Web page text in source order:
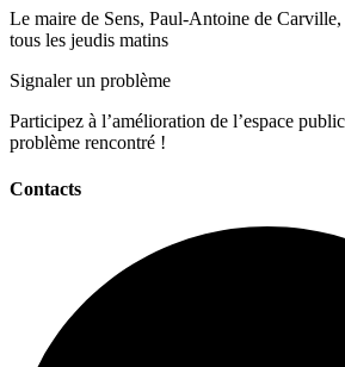
Le maire de Sens, Paul-Antoine de
tous les jeudis matins
Signaler un problème
Participez à l’amélioration de l’espace
problème rencontré !
Contacts